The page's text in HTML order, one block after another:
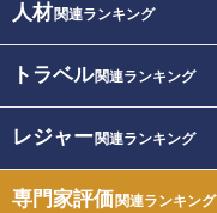
人材関連ランキング
トラベル関連ランキング
レジャー関連ランキング
専門家評価関連ランキング